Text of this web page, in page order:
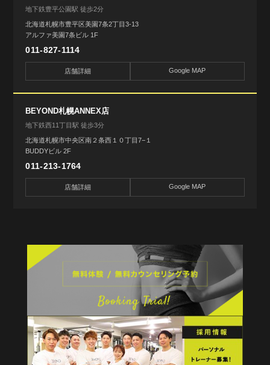
地下鉄豊平公園駅 徒歩2分
北海道札幌市豊平区美園7条2丁目3-13
アルファ美園7条ビル 1F
011-827-1114
店舗詳細 Google MAP
BEYOND札幌ANNEX店
地下鉄西11丁目駅 徒歩3分
北海道札幌市中央区南２条西１０丁目7−１
BUDDYビル 2F
011-213-1764
店舗詳細 Google MAP